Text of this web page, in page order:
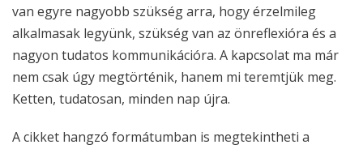
van egyre nagyobb szükség arra, hogy érzelmileg
alkalmasak legyünk, szükség van az önreflexióra és a
nagyon tudatos kommunikációra. A kapcsolat ma már
nem csak úgy megtörténik, hanem mi teremtjük meg.
Ketten, tudatosan, minden nap újra.
A cikket hangzó formátumban is megtekintheti a